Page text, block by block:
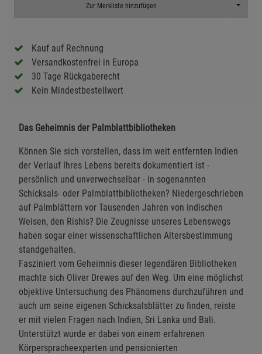
Zur Merkliste hinzufügen Toggle
Kauf auf Rechnung
Versandkostenfrei in Europa
30 Tage Rückgaberecht
Kein Mindestbestellwert
Das Geheimnis der Palmblattbibliotheken
Können Sie sich vorstellen, dass im weit entfernten Indien
der Verlauf Ihres Lebens bereits dokumentiert ist -
persönlich und unverwechselbar - in sogenannten
Schicksals- oder Palmblattbibliotheken? Niedergeschrieben
auf Palmblättern vor Tausenden Jahren von indischen
Weisen, den Rishis? Die Zeugnisse unseres Lebenswegs
haben sogar einer wissenschaftlichen Altersbestimmung
standgehalten.
Fasziniert vom Geheimnis dieser legendären Bibliotheken
machte sich Oliver Drewes auf den Weg. Um eine möglichst
objektive Untersuchung des Phänomens durchzuführen und
auch um seine eigenen Schicksalsblätter zu finden, reiste
er mit vielen Fragen nach Indien, Sri Lanka und Bali.
Unterstützt wurde er dabei von einem erfahrenen
Körperspracheexperten und pensionierten